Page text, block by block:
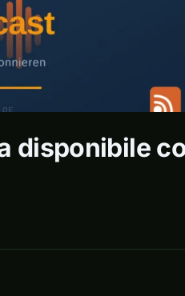
disponibile